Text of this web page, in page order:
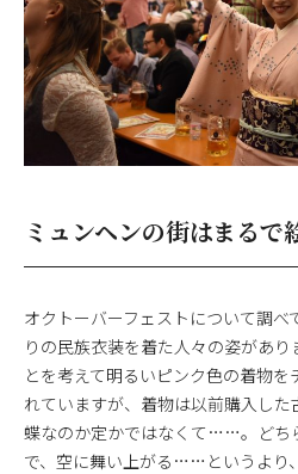
ミュンヘンの街はまるで
オクトーバーフェストについて調
りの民族衣装を着た人々の姿があ
とを考えて明るいピンク色の着物
れていますが、着物は以前購入し
蝶なのか定かではなくて……。どち
で、空に舞い上がる……というより